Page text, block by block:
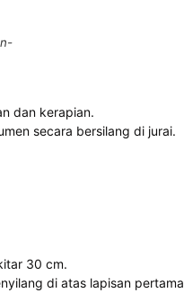
dan kerapian.
secara bersilang di jurai.
30 cm.
di atas lapisan